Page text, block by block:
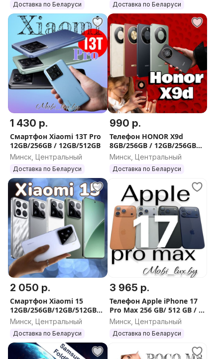
Доставка по Беларуси Доставка по Беларуси
1 430 р.
Смартфон Xiaomi 13T Pro
12GB/256GB / 12GB/512GB
Минск, Центральный
Доставка по Беларуси
990 р.
Телефон HONOR X9d
8GB/256GB / 12GB/256GB
международная версия
Минск, Центральный
Доставка по Беларуси
2 050 р.
Смартфон Xiaomi 15
12GB/256GB/12GB/512GB
международная версия
Минск, Центральный
Доставка по Беларуси
3 965 р.
Телефон Apple iPhone 17
Pro Max 256 GB/ 512 GB / 1
TB / 2 TB
Минск, Центральный
Доставка по Беларуси